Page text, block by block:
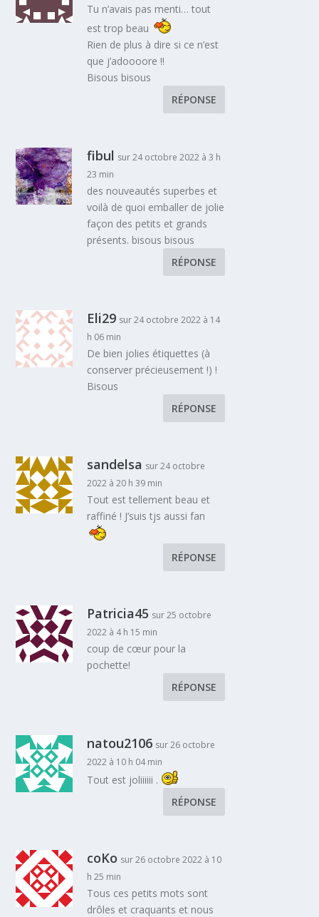
Tu n’avais pas menti… tout
est trop beau
Rien de plus à dire si ce n’est
que j’adoooore !!
Bisous bisous
RÉPONSE
fibul sur 24 octobre 2022 à 3 h
23 min
des nouveautés superbes et
voilà de quoi emballer de jolie
façon des petits et grands
présents. bisous bisous
RÉPONSE
Eli29 sur 24 octobre 2022 à 14
h 06 min
De bien jolies étiquettes (à
conserver précieusement !) !
Bisous
RÉPONSE
sandelsa sur 24 octobre
2022 à 20 h 39 min
Tout est tellement beau et
raffiné ! J’suis tjs aussi fan
RÉPONSE
Patricia45 sur 25 octobre
2022 à 4 h 15 min
coup de cœur pour la
pochette!
RÉPONSE
natou2106 sur 26 octobre
2022 à 10 h 04 min
Tout est joliiiiii .
RÉPONSE
coKo sur 26 octobre 2022 à 10
h 25 min
Tous ces petits mots sont
drôles et craquants et nous